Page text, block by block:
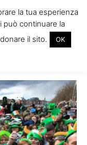
la tua esperienza
può continuare la
il sito.
OK